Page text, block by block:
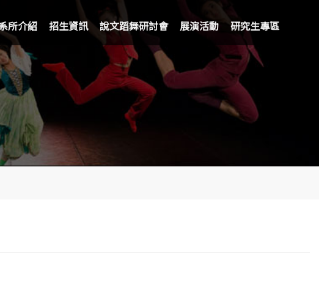
所介紹 招生資訊 說文蹈舞研討會 展演活動 研究生專區